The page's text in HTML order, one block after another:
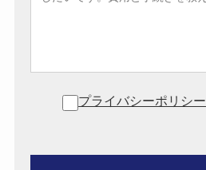
プライバシーポリシー